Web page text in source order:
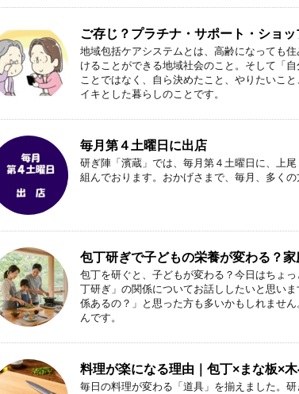
ご存じ？プラチナ・サポート・ショッ
地域包括ケアシステムとは、高齢になっても
けることができる地域社会のこと。そして「
ことではなく、自ら決めたこと、やりたいこ
イキとした暮らしのことです。
毎月第４土曜日に出店
研ぎ陣「濱蔵」では、毎月第４土曜日に、上
組んでおります。おかげさまで、毎月、多く
包丁研ぎで子どもの栄養が変わる？
包丁を研ぐと、子どもが変わる？今日はちょ
丁研ぎ」の関係についてお話ししたいと思い
係あるの？」と思った方も多いかもしれませ
んです。
料理が楽になる理由｜包丁×まな板×
毎日の料理が変わる「道具」を揃えました。